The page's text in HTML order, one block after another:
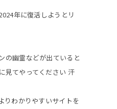
年に復活しようとリ
の幽霊などが出ていると
見てやってください 汗
りわかりやすいサイトを